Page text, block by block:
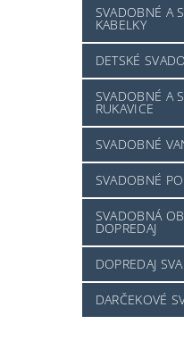
SVADOBNÉ A
KABELKY
DETSKÉ
SVADOBNÉ A
RUKAVICE
SVADOBNÉ
SVADOBNÉ
SVADOBNÁ
DOPREDAJ
DOPREDAJ
DARČEKOVÉ